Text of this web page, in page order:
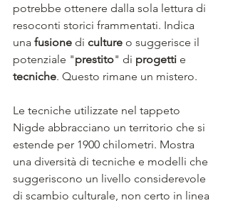
potrebbe ottenere dalla sola lettura di
resoconti storici frammentati. Indica
una fusione di culture o suggerisce il
potenziale "prestito" di progetti e
tecniche. Questo rimane un mistero.
Le tecniche utilizzate nel tappeto
Nigde abbracciano un territorio che si
estende per 1900 chilometri. Mostra
una diversità di tecniche e modelli che
suggeriscono un livello considerevole
di scambio culturale, non certo in linea